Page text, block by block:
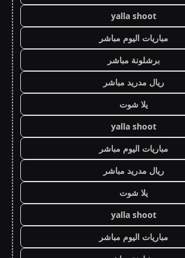
yalla shoot
مباريات اليوم مباشر
برشلونة مباشر
ريال مدريد مباشر
يلا شوت
yalla shoot
مباريات اليوم مباشر
ريال مدريد مباشر
يلا شوت
yalla shoot
مباريات اليوم مباشر